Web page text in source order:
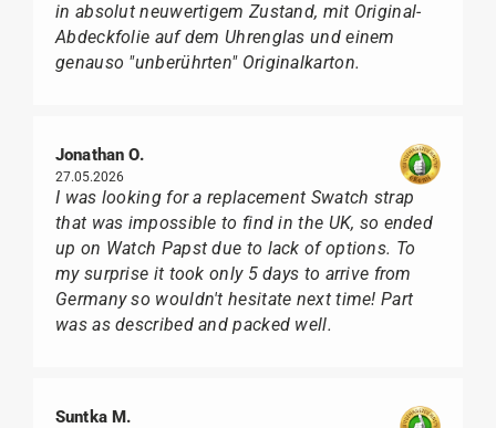
in absolut neuwertigem Zustand, mit Original-
Abdeckfolie auf dem Uhrenglas und einem
genauso "unberührten" Originalkarton.
Jonathan O.
27.05.2026
I was looking for a replacement Swatch strap
that was impossible to find in the UK, so ended
up on Watch Papst due to lack of options. To
my surprise it took only 5 days to arrive from
Germany so wouldn't hesitate next time! Part
was as described and packed well.
Suntka M.